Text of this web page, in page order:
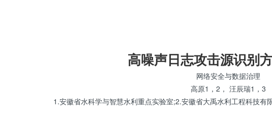
高噪声日志攻击源识别
网络安全与数据治理
高原1，2， 汪辰瑞1，3
1.安徽省水科学与智慧水利重点实验室;2.安徽省大禹水利工程科技